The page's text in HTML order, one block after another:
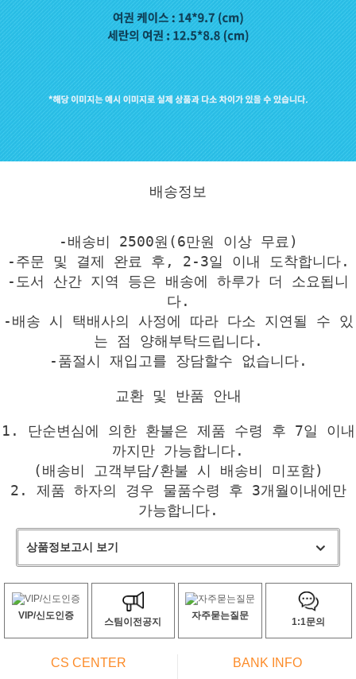
배송정보
-배송비 2500원(6만원 이상 무료)
-주문 및 결제 완료 후, 2-3일 이내 도착합니다.
-도서 산간 지역 등은 배송에 하루가 더 소요됩니
다.
-배송 시 택배사의 사정에 따라 다소 지연될 수 있
는 점 양해부탁드립니다.
-품절시 재입고를 장담할수 없습니다.
교환 및 반품 안내
1. 단순변심에 의한 환불은 제품 수령 후 7일 이내
까지만 가능합니다.
(배송비 고객부담/환불 시 배송비 미포함)
2. 제품 하자의 경우 물품수령 후 3개월이내에만
가능합니다.
상품정보고시 보기
VIP/신도인증
스팀이전공지
자주묻는질문
1:1문의
CS CENTER
BANK INFO